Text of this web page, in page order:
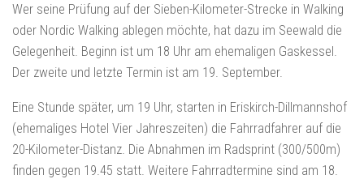
Wer seine Prüfung auf der Sieben-Kilometer-Strecke in Walking
oder Nordic Walking ablegen möchte, hat dazu im Seewald die
Gelegenheit. Beginn ist um 18 Uhr am ehemaligen Gaskessel.
Der zweite und letzte Termin ist am 19. September.
Eine Stunde später, um 19 Uhr, starten in Eriskirch-Dillmannshof
(ehemaliges Hotel Vier Jahreszeiten) die Fahrradfahrer auf die
20-Kilometer-Distanz. Die Abnahmen im Radsprint (300/500m)
finden gegen 19.45 statt. Weitere Fahrradtermine sind am 18.